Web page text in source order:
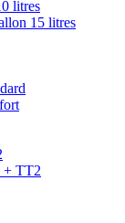
litres
15 litres
+ TT2